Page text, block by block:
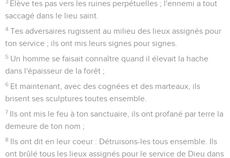
Que l'opprimé ne s'en retourne pas confus ; que l'affligé et
Lève-toi, ô Dieu ! plaide ta cause, souviens-toi des
N'oublie pas la voix de tes adversaires : le tumulte de ceux
Psaumes 75
Seuls les Évangiles sont disponibles en vidéo pour le moment.